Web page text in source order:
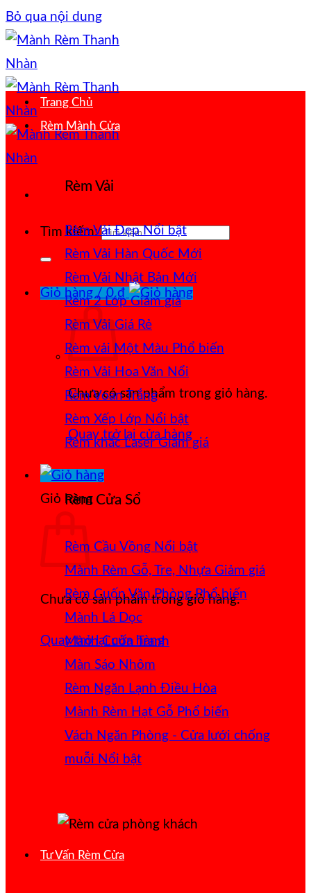
Bỏ qua nội dung
Tìm kiếm:
Giỏ hàng /0₫
Chưa có sản phẩm trong giỏ hàng.
Quay trở lại cửa hàng
Giỏ hàng
Chưa có sản phẩm trong giỏ hàng.
Quay trở lại cửa hàng
Trang Chủ
Rèm Mành Cửa
Rèm Vải
Rèm Vải Đẹp
Rèm Vải Hàn Quốc
Rèm Vải Nhật Bản
Rèm 2 Lớp
Rèm Vải Giá Rẻ
Rèm vải Một Màu
Rèm Vải Hoa Văn Nổi
Rèm Voan Trắng
Rèm Xếp Lớp
Rèm khắc Laser
Rèm Cửa Sổ
Rèm Cầu Vồng
Mành Rèm Gỗ, Tre, Nhựa
Rèm Cuốn Văn Phòng
Mành Lá Dọc
Mành Cuốn Tranh
Màn Sáo Nhôm
Rèm Ngăn Lạnh Điều Hòa
Mành Rèm Hạt Gỗ
Vách Ngăn Phòng - Cửa lưới chống
muỗi
Tư Vấn Rèm Cửa